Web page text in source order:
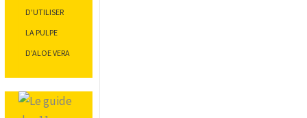
D’UTILISER
LA PULPE
D’ALOE VERA